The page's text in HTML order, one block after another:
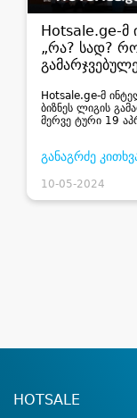
Hotsale.ge-მ
„რა? სად?
Hotsale.ge-მ
ბიზნეს ლიგის
მერვე ტური 19
განაგრძე
10-05-2024
HOTSALE